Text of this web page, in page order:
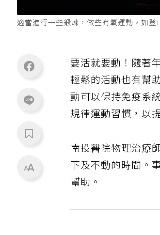
適當進行一些鍛煉，做些有氧運動，如
要活就要動！隨著
輕鬆的活動也有幫
動可以保持免疫系
規律運動習慣，以
南投醫院物理治療
下及不動的時間。
幫助。